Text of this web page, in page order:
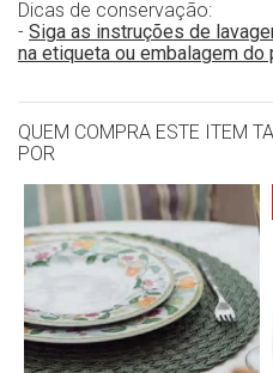
Dicas de conservação:
- Siga as instruções de
na etiqueta ou embalagem do
QUEM COMPRA ESTE ITEM
POR